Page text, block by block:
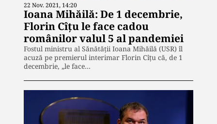
22 Nov. 2021, 14:20
Ioana Mihăilă: De 1 decembrie,
Florin Cîțu le face cadou
românilor valul 5 al pandemiei
Fostul ministru al Sănătății Ioana Mihăilă (USR) îl
acuză pe premierul interimar Florin Cîțu că, de 1
decembrie, „le face…